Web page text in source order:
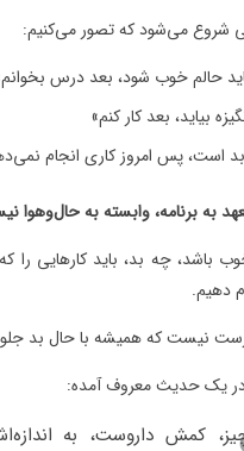
شروع می‌شود که تصور می‌کنیم:
حالم خوب شود، بعد درس
بیاید، بعد کار کنم»
است، پس امروز کاری انجام
به برنامه، وابسته به حال‌و‌هوا
باشد، چه بد، باید کارهایی را
دهیم.
نیست که همیشه با حال بد جلو
یک حدیث معروف آمده:
کمش داروست، به